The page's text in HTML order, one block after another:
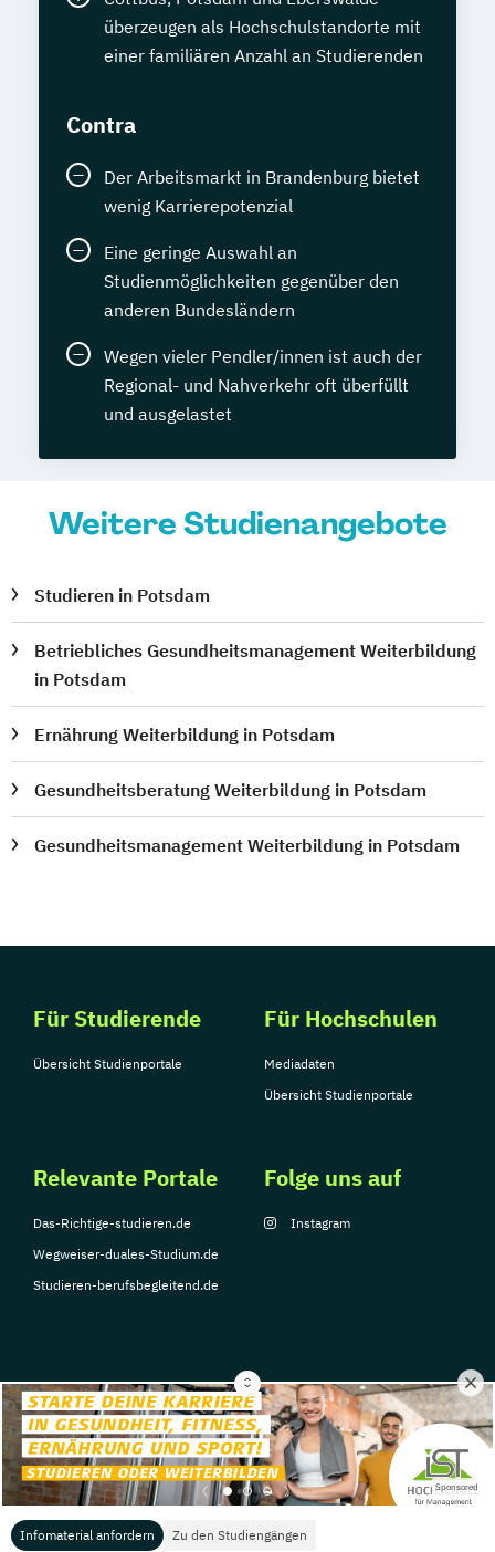
Infomaterial anfordern Zu den Studiengängen
Sponsored
überzeugen als Hochschulstandorte mit
einer familiären Anzahl an Studierenden
Contra
Der Arbeitsmarkt in Brandenburg bietet
wenig Karrierepotenzial
Eine geringe Auswahl an
Studienmöglichkeiten gegenüber den
anderen Bundesländern
Wegen vieler Pendler/innen ist auch der
Regional- und Nahverkehr oft überfüllt
und ausgelastet
Weitere Studienangebote
Studieren in Potsdam
Betriebliches Gesundheitsmanagement Weiterbildung
in Potsdam
Ernährung Weiterbildung in Potsdam
Gesundheitsberatung Weiterbildung in Potsdam
Gesundheitsmanagement Weiterbildung in Potsdam
Für Studierende
Übersicht Studienportale
Für Hochschulen
Mediadaten
Übersicht Studienportale
Relevante Portale
Das-Richtige-studieren.de
Wegweiser-duales-Studium.de
Studieren-berufsbegleitend.de
Folge uns auf
Instagram
© Copyright 2026, TarGroup Media GmbH
Impressum
Datenschutzerklärung Nutzungsbedingungen